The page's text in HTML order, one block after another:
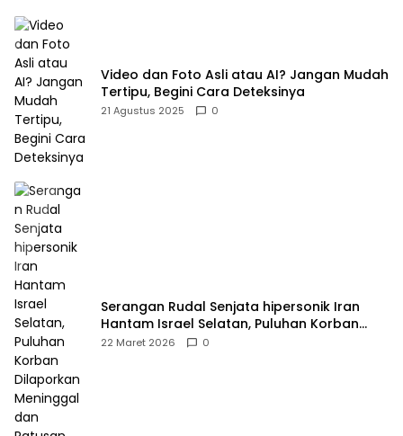
Video dan Foto Asli atau AI? Jangan Mudah
Tertipu, Begini Cara Deteksinya
21 Agustus 2025 0
Serangan Rudal Senjata hipersonik Iran
Hantam Israel Selatan, Puluhan Korban
Dilaporkan Meninggal dan Ratusan Terluka
22 Maret 2026 0